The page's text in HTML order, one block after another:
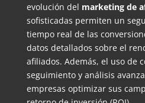
evolución del marketing de
sofisticadas permiten un
tiempo real de las
datos detallados sobre el
afiliados. Además, el uso de
seguimiento y análisis
empresas optimizar sus